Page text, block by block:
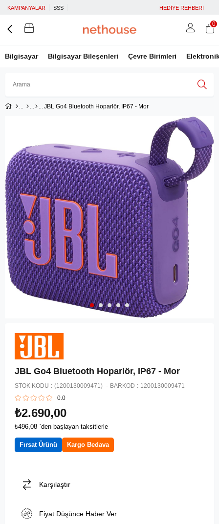
KAMPANYALAR SSS HEDİYE REHBERİ
Bilgisayar Bilgisayar Bileşenleri Çevre Birimleri
Facebook İle Bağlan
Google İle Bağlan
0
JBL Go4 Bluetooth Hoparlör, IP67 - Mor
JBL Go4 Bluetooth Hoparlör, IP67 - Mor
STOK KODU (1200130009471) BARKOD : 1200130009471
0.0
₺2.690,00
₺496,08 `den başlayan taksitlerle
Fırsat Ürünü Kargo Bedava
Karşılaştır
Fiyat Düşünce Haber Ver